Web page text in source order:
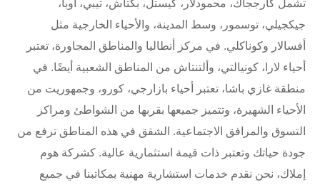
تشمل كارججاك، محمودلار، كيستل، بكتاش، تيبي، أوبا،
جيكجيلي، توسمور، وسط المدينة، والأحياء الخارجية مثل
أفسالار وكوناكلي. في مركز أنطاليا والمناطق المجاورة، تعتبر
أحياء لارا، كونيالتي، وألتنتاش من المناطق الشعبية أيضًا. في
منطقة غازي باشا، تعتبر أحياء بازارجي، كورو، وجمهوريت من
الأحياء الشهيرة، وتتميز جميعها بقربها من الشواطئ ومراكز
التسوق والمرافق الاجتماعية. الشقق في هذه المناطق ترفع من
جودة حياتك وتعتبر ذات قيمة استثمارية عالية. كشركة هوم
إملاك، نحن نقدم خدمات استشارية مهنية بمكاتبنا في جميع